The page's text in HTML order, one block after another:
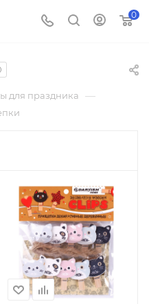
0
для праздника —